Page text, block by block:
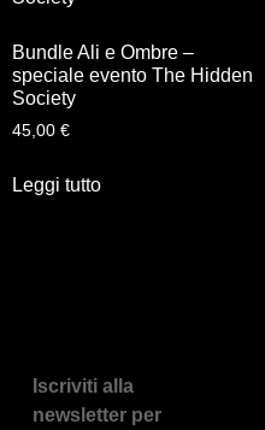
Bundle Ali e Ombre –
speciale evento The Hidden
Society
45,00 €
Leggi tutto
Iscriviti alla
newsletter per